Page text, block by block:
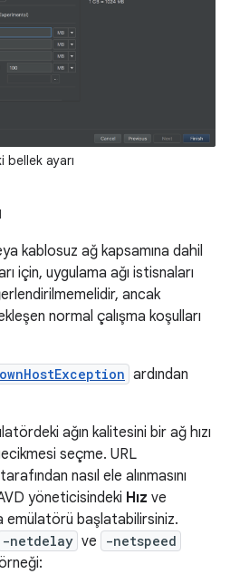
bellek ayarı
kablosuz ağ kapsamına dahil
için, uygulama ağı istisnaları
ancak
normal çalışma koşulları
ardından
ağın kalitesini bir ağ hızı
seçme. URL
nasıl ele alınmasını
yöneticisindeki Hız ve
emülatörü başlatabilirsiniz.
-netdelay ve -netspeed